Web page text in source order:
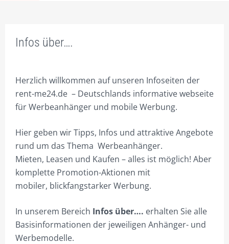
BIG B700 X H350 CM
PLUS -DACHWERBUNG
ROLLY MIKRO O.ZUL.
ROLLY STANDARD O.ZUL.
CITCAR – MOBILE AUTODACHWERBUNG
KOMBIMEDI: LKW+STAND.
Infos über….
Herzlich willkommen auf unseren Infoseiten der
rent-me24.de – Deutschlands informative webseite
für Werbeanhänger und mobile Werbung.
Hier geben wir Tipps, Infos und attraktive Angebote
rund um das Thema Werbeanhänger.
Mieten, Leasen und Kaufen – alles ist möglich! Aber
komplette Promotion-Aktionen mit
mobiler, blickfangstarker Werbung.
In unserem Bereich Infos über…. erhalten Sie alle
Basisinformationen der jeweiligen Anhänger- und
Werbemodelle.